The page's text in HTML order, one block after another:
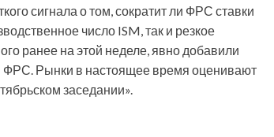
сигнала о том, сократит ли ФРС ставки
число ISM, так и резкое
ранее на этой неделе, явно добавили
ФРС. Рынки в настоящее время оценивают
заседании».